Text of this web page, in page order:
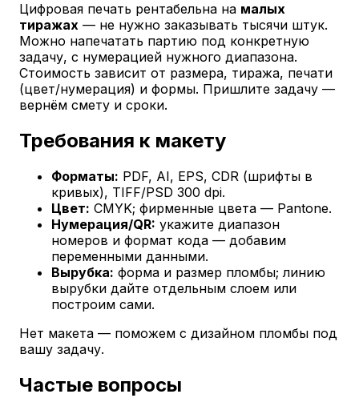
Цифровая печать рентабельна на малых
тиражах — не нужно заказывать тысячи штук.
Можно напечатать партию под конкретную
задачу, с нумерацией нужного диапазона.
Стоимость зависит от размера, тиража, печати
(цвет/нумерация) и формы. Пришлите задачу —
вернём смету и сроки.
Требования к макету
Форматы: PDF, AI, EPS, CDR (шрифты в
кривых), TIFF/PSD 300 dpi.
Цвет: CMYK; фирменные цвета — Pantone.
Нумерация/QR: укажите диапазон
номеров и формат кода — добавим
переменными данными.
Вырубка: форма и размер пломбы; линию
вырубки дайте отдельным слоем или
построим сами.
Нет макета — поможем с дизайном пломбы под
вашу задачу.
Частые вопросы